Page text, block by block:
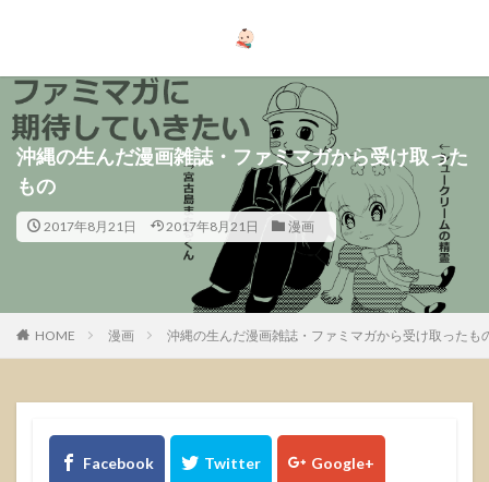
沖縄の生んだ漫画雑誌・ファミマガから受け取った
もの
2017年8月21日 2017年8月21日 漫画
HOME 漫画 沖縄の生んだ漫画雑誌・ファミマガから受け取ったも